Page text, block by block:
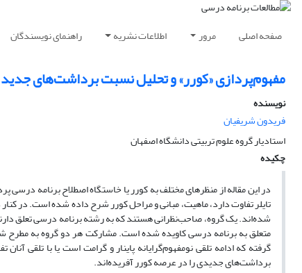
صفحه اصلی مرور اطلاعات نشریه راهنمای نویسندگان
مفهوم‌پردازی «کورر» و تحلیل نسبت برداشت‌های جدید
نویسنده
فریدون شریفیان
استادیار گروه علوم تربیتی دانشگاه اصفهان
چکیده
در این مقاله از منظر‌های مختلف به کورر یا خاستگاه اصطلاح برنامه
تایلر تفاوت دارد، ماهیت، مبانی و مراحل کورر شرح داده شده است. در
شده‌اند. یک گروه، صاحب‌نظرانی هستند که به رشته برنامه درسی تعلق
متعلق به برنامه درسی کاویده شده است. مشارکت هر دو گروه به مطرح
گرفته‌ که ادامه تلقی نومفهوم‌گرایانه پاینار و گرامت است یا با تلقی
برداشت‌های جدیدی را در عرصه کورر آفریده‌اند.